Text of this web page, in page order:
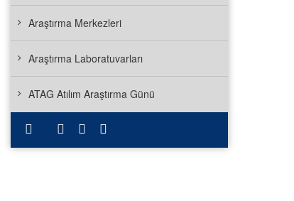
Araştırma Merkezleri
Araştırma Laboratuvarları
ATAG Atılım Araştırma Günü